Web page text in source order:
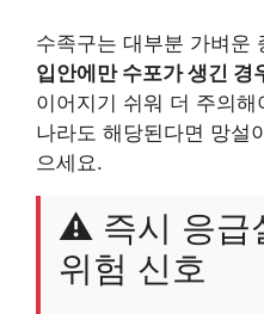
수족구는 대부분 가벼운
입안에만 수포가 생긴 경
이어지기 쉬워 더 주의
나라도 해당된다면 망설
으세요.
⚠️ 즉시 응급
위험 신호